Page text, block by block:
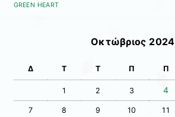
GREEN HEART
Οκτώβριος 2024
Δ Τ Τ Π Π
1 2 3 4
7 8 9 10 11